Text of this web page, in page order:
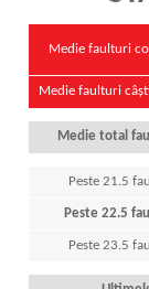
Medie faulturi
Medie faulturi
Medie total
Peste 21.5
Peste 22.5
Peste 23.5